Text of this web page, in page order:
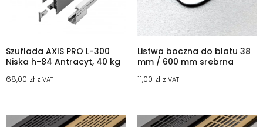
Szuflada AXIS PRO L-300
Niska h-84 Antracyt, 40 kg
68,00 zł z VAT
Listwa boczna do blatu 38
mm / 600 mm srebrna
11,00 zł z VAT